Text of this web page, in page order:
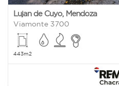
Lujan de Cuyo, Mendoza
Viamonte 3700
443m2